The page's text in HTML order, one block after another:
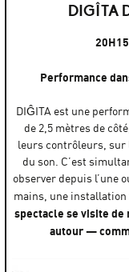
DIGÎTA
Performance
DIĜITA est une
de 2,5 mètres de
leurs contrôleurs, sur
du son. C’est
observer depuis l’une
mains, une installation
spectacle se visite
autour —